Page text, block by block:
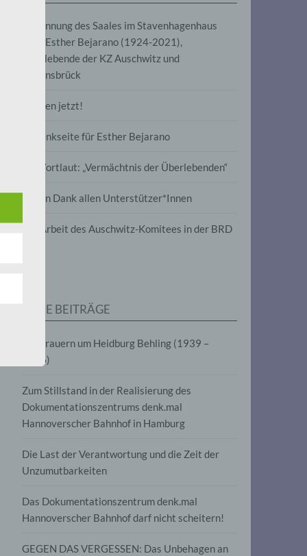
Benennung des Saales im Stavenhagenhaus
nach Esther Bejarano (1924-2021),
Überlebende der KZ Auschwitz und
Ravensbrück
Frieden jetzt!
Gedenkseite für Esther Bejarano
Im Wortlaut: „Vermächtnis der Überlebenden“
Vielen Dank allen Unterstützer*Innen
Zur Arbeit des Auschwitz-Komitees in der BRD
NEUE BEITRÄGE
Wir trauern um Heidburg Behling (1939 –
2026)
Zum Stillstand in der Realisierung des
Dokumentationszentrums denk.mal
Hannoverscher Bahnhof in Hamburg
Die Last der Verantwortung und die Zeit der
Unzumutbarkeiten
Das Dokumentationszentrum denk.mal
Hannoverscher Bahnhof darf nicht scheitern!
GEGEN DAS VERGESSEN: Das Unbehagen an